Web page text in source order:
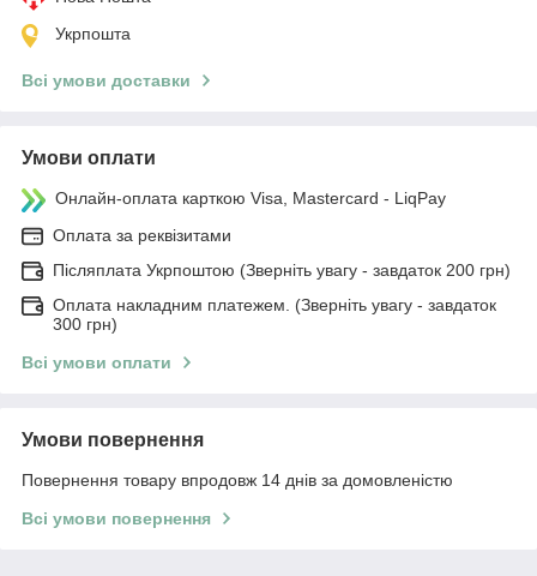
Укрпошта
Всі умови доставки
Умови оплати
Онлайн-оплата карткою Visa, Mastercard - LiqPay
Оплата за реквізитами
Післяплата Укрпоштою (Зверніть увагу - завдаток 200 грн)
Оплата накладним платежем. (Зверніть увагу - завдаток
300 грн)
Всі умови оплати
Умови повернення
Повернення товару впродовж 14 днів за домовленістю
Всі умови повернення